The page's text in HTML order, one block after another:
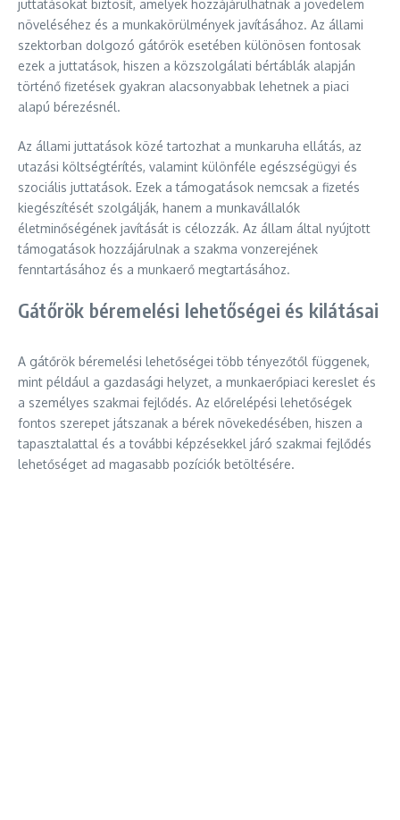
juttatásokat biztosít, amelyek hozzájárulhatnak a jövedelem
növeléséhez és a munkakörülmények javításához. Az állami
szektorban dolgozó gátőrök esetében különösen fontosak
ezek a juttatások, hiszen a közszolgálati bértáblák alapján
történő fizetések gyakran alacsonyabbak lehetnek a piaci
alapú bérezésnél.
Az állami juttatások közé tartozhat a munkaruha ellátás, az
utazási költségtérítés, valamint különféle egészségügyi és
szociális juttatások. Ezek a támogatások nemcsak a fizetés
kiegészítését szolgálják, hanem a munkavállalók
életminőségének javítását is célozzák. Az állam által nyújtott
támogatások hozzájárulnak a szakma vonzerejének
fenntartásához és a munkaerő megtartásához.
Gátőrök béremelési lehetőségei és kilátásai
A gátőrök béremelési lehetőségei több tényezőtől függenek,
mint például a gazdasági helyzet, a munkaerőpiaci kereslet és
a személyes szakmai fejlődés. Az előrelépési lehetőségek
fontos szerepet játszanak a bérek növekedésében, hiszen a
tapasztalattal és a további képzésekkel járó szakmai fejlődés
lehetőséget ad magasabb pozíciók betöltésére.